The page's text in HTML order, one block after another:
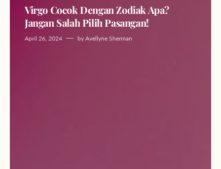
Virgo Cocok Dengan Zodiak Apa?
Jangan Salah Pilih Pasangan!
April 26, 2024 by Avellyne Sherman